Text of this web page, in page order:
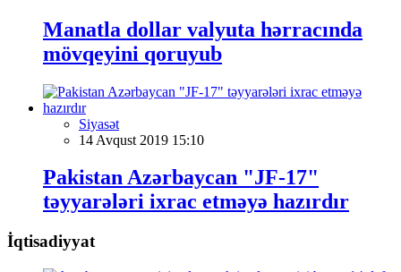
Manatla dollar valyuta hərracında
mövqeyini qoruyub
Siyasət
14 Avqust 2019 15:10
Pakistan Azərbaycan "JF-17"
təyyarələri ixrac etməyə hazırdır
İqtisadiyyat